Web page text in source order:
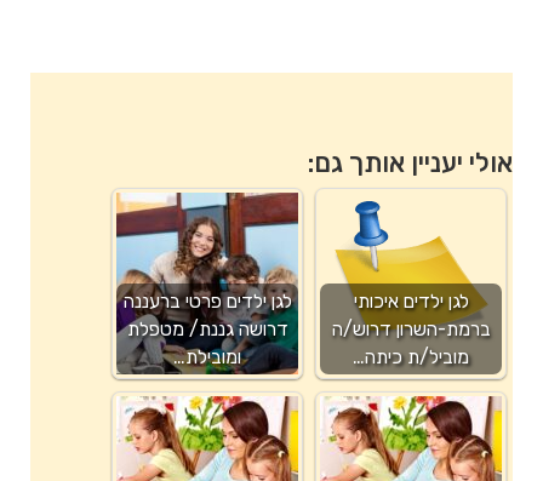
אולי יעניין אותך גם:
לגן ילדים איכותי
ברמת-השרון דרוש/ה
מוביל/ת כיתה…
לגן ילדים פרטי ברעננה
דרושה גננת/ מטפלת
ומובילת…